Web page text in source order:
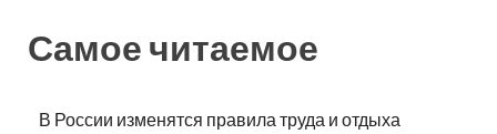
Самое читаемое
В России изменятся правила труда и отдыха